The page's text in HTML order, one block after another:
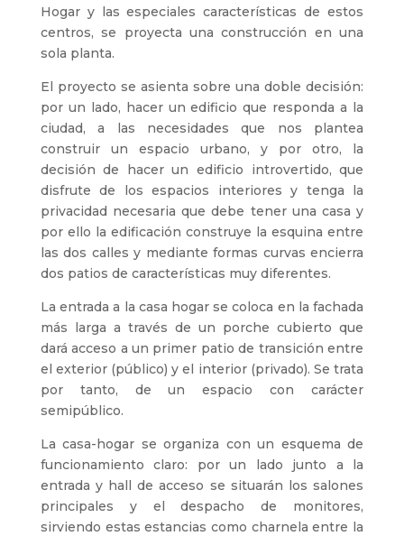
Hogar y las especiales características de estos
centros, se proyecta una construcción en una
sola planta.
El proyecto se asienta sobre una doble decisión:
por un lado, hacer un edificio que responda a la
ciudad, a las necesidades que nos plantea
construir un espacio urbano, y por otro, la
decisión de hacer un edificio introvertido, que
disfrute de los espacios interiores y tenga la
privacidad necesaria que debe tener una casa y
por ello la edificación construye la esquina entre
las dos calles y mediante formas curvas encierra
dos patios de características muy diferentes.
La entrada a la casa hogar se coloca en la fachada
más larga a través de un porche cubierto que
dará acceso a un primer patio de transición entre
el exterior (público) y el interior (privado). Se trata
por tanto, de un espacio con carácter
semipúblico.
La casa-hogar se organiza con un esquema de
funcionamiento claro: por un lado junto a la
entrada y hall de acceso se situarán los salones
principales y el despacho de monitores,
sirviendo estas estancias como charnela entre la